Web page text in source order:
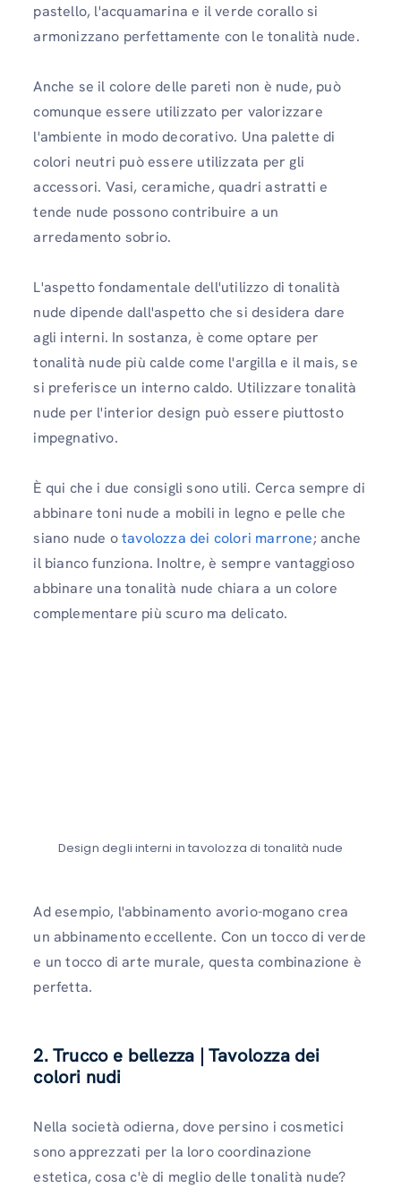
pastello, l'acquamarina e il verde corallo si
armonizzano perfettamente con le tonalità nude.
Anche se il colore delle pareti non è nude, può
comunque essere utilizzato per valorizzare
l'ambiente in modo decorativo. Una palette di
colori neutri può essere utilizzata per gli
accessori. Vasi, ceramiche, quadri astratti e
tende nude possono contribuire a un
arredamento sobrio.
L'aspetto fondamentale dell'utilizzo di tonalità
nude dipende dall'aspetto che si desidera dare
agli interni. In sostanza, è come optare per
tonalità nude più calde come l'argilla e il mais, se
si preferisce un interno caldo. Utilizzare tonalità
nude per l'interior design può essere piuttosto
impegnativo.
È qui che i due consigli sono utili. Cerca sempre di
abbinare toni nude a mobili in legno e pelle che
siano nude otavolozza dei colori marrone; anche
il bianco funziona. Inoltre, è sempre vantaggioso
abbinare una tonalità nude chiara a un colore
complementare più scuro ma delicato.
Design degli interni in tavolozza di tonalità nude
Ad esempio, l'abbinamento avorio-mogano crea
un abbinamento eccellente. Con un tocco di verde
e un tocco di arte murale, questa combinazione è
perfetta.
2. Trucco e bellezza | Tavolozza dei
colori nudi
Nella società odierna, dove persino i cosmetici
sono apprezzati per la loro coordinazione
estetica, cosa c'è di meglio delle tonalità nude?